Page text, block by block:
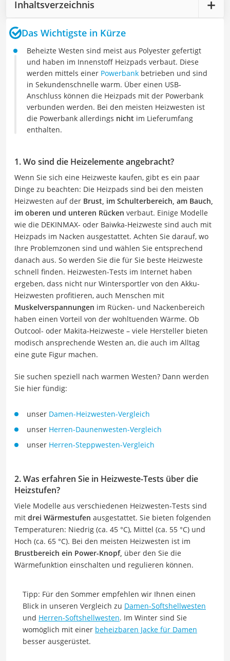
Inhaltsverzeichnis
Das Wichtigste in Kürze
Beheizte Westen sind meist aus Polyester gefertigt
und haben im Innenstoff Heizpads verbaut. Diese
werden mittels einer Powerbank betrieben und sind
in Sekundenschnelle warm. Über einen USB-
Anschluss können die Heizpads mit der Powerbank
verbunden werden. Bei den meisten Heizwesten ist
die Powerbank allerdings nicht im Lieferumfang
enthalten.
1. Wo sind die Heizelemente angebracht?
Wenn Sie sich eine Heizweste kaufen, gibt es ein paar
Dinge zu beachten: Die Heizpads sind bei den meisten
Heizwesten auf der Brust, im Schulterbereich, am Bauch,
im oberen und unteren Rücken verbaut. Einige Modelle
wie die DEKINMAX- oder Baiwka-Heizweste sind auch mit
Heizpads im Nacken ausgestattet. Achten Sie darauf, wo
Ihre Problemzonen sind und wählen Sie entsprechend
danach aus. So werden Sie die für Sie beste Heizweste
schnell finden. Heizwesten-Tests im Internet haben
ergeben, dass nicht nur Wintersportler von den Akku-
Heizwesten profitieren, auch Menschen mit
Muskelverspannungen im Rücken- und Nackenbereich
haben einen Vorteil von der wohltuenden Wärme. Ob
Outcool- oder Makita-Heizweste – viele Hersteller bieten
modisch ansprechende Westen an, die auch im Alltag
eine gute Figur machen.
Sie suchen speziell nach warmen Westen? Dann werden
Sie hier fündig:
unser Damen-Heizwesten-Vergleich
unser Herren-Daunenwesten-Vergleich
unser Herren-Steppwesten-Vergleich
2. Was erfahren Sie in Heizweste-Tests über die
Heizstufen?
Viele Modelle aus verschiedenen Heizwesten-Tests sind
mit drei Wärmestufen ausgestattet. Sie bieten folgenden
Temperaturen: Niedrig (ca. 45 °C), Mittel (ca. 55 °C) und
Hoch (ca. 65 °C). Bei den meisten Heizwesten ist im
Brustbereich ein Power-Knopf, über den Sie die
Wärmefunktion einschalten und regulieren können.
Tipp: Für den Sommer empfehlen wir Ihnen einen
Blick in unseren Vergleich zu Damen-Softshellwesten
und Herren-Softshellwesten. Im Winter sind Sie
womöglich mit einer beheizbaren Jacke für Damen
besser ausgerüstet.